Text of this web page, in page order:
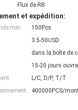
Flux de RB
et expédition:
min:
100Pcs
3.5-50USD
dans la boîte de
15-20 jours
L/C, D/P, T/T
400000PCS/